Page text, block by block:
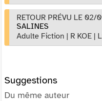
RETOUR PRÉVU LE
SALINES
Adulte Fiction | R KOE |
Suggestions
Du même auteur